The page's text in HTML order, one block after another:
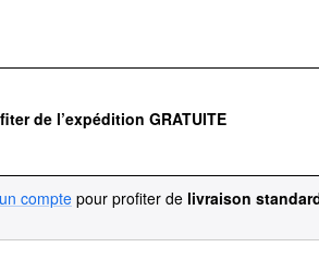
de l’expédition GRATUITE
compte pour profiter de livraison